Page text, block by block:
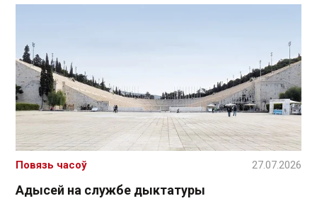
Адысей на службе дыктатуры
Повязь часоў 27.07.2026